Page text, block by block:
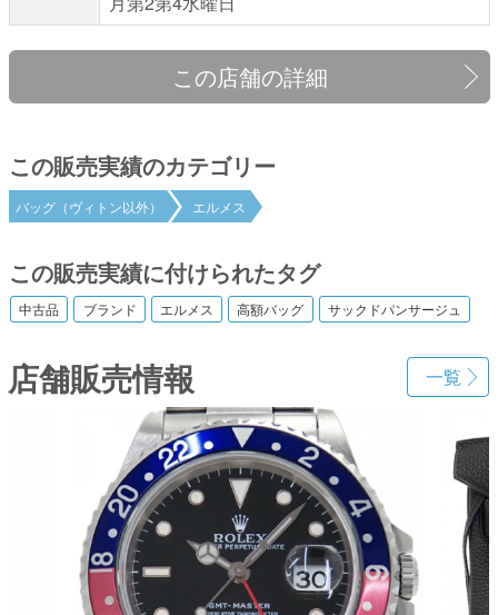
この店舗の詳細
この販売実績のカテゴリー
バッグ（ヴィトン以外） エルメス
この販売実績に付けられたタグ
中古品 ブランド エルメス 高額バッグ サックドパンサージュ
一覧
店舗販売情報